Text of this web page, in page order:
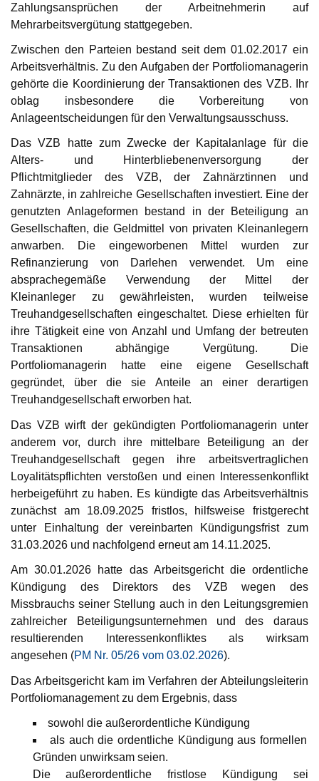
Zahlungsansprüchen der Arbeitnehmerin auf
Mehrarbeitsvergütung stattgegeben.
Zwischen den Parteien bestand seit dem 01.02.2017 ein
Arbeitsverhältnis. Zu den Aufgaben der Portfoliomanagerin
gehörte die Koordinierung der Transaktionen des VZB. Ihr
oblag insbesondere die Vorbereitung von
Anlageentscheidungen für den Verwaltungsausschuss.
Das VZB hatte zum Zwecke der Kapitalanlage für die
Alters- und Hinterbliebenenversorgung der
Pflichtmitglieder des VZB, der Zahnärztinnen und
Zahnärzte, in zahlreiche Gesellschaften investiert. Eine der
genutzten Anlageformen bestand in der Beteiligung an
Gesellschaften, die Geldmittel von privaten Kleinanlegern
anwarben. Die eingeworbenen Mittel wurden zur
Refinanzierung von Darlehen verwendet. Um eine
absprachegemäße Verwendung der Mittel der
Kleinanleger zu gewährleisten, wurden teilweise
Treuhandgesellschaften eingeschaltet. Diese erhielten für
ihre Tätigkeit eine von Anzahl und Umfang der betreuten
Transaktionen abhängige Vergütung. Die
Portfoliomanagerin hatte eine eigene Gesellschaft
gegründet, über die sie Anteile an einer derartigen
Treuhandgesellschaft erworben hat.
Das VZB wirft der gekündigten Portfoliomanagerin unter
anderem vor, durch ihre mittelbare Beteiligung an der
Treuhandgesellschaft gegen ihre arbeitsvertraglichen
Loyalitätspflichten verstoßen und einen Interessenkonflikt
herbeigeführt zu haben. Es kündigte das Arbeitsverhältnis
zunächst am 18.09.2025 fristlos, hilfsweise fristgerecht
unter Einhaltung der vereinbarten Kündigungsfrist zum
31.03.2026 und nachfolgend erneut am 14.11.2025.
Am 30.01.2026 hatte das Arbeitsgericht die ordentliche
Kündigung des Direktors des VZB wegen des
Missbrauchs seiner Stellung auch in den Leitungsgremien
zahlreicher Beteiligungsunternehmen und des daraus
resultierenden Interessenkonfliktes als wirksam
angesehen (PM Nr. 05/26 vom 03.02.2026).
Das Arbeitsgericht kam im Verfahren der Abteilungsleiterin
Portfoliomanagement zu dem Ergebnis, dass
sowohl die außerordentliche Kündigung
als auch die ordentliche Kündigung aus formellen
Gründen unwirksam seien.
Die außerordentliche fristlose Kündigung sei